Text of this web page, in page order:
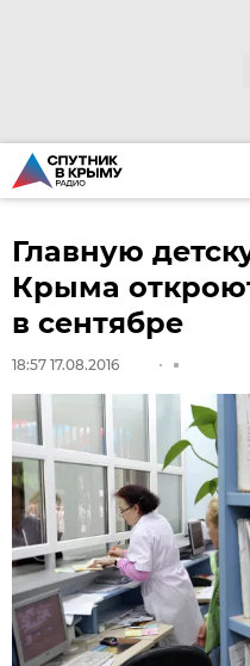
Главную
Крыма
в сентябре
18:57 17.08.2016